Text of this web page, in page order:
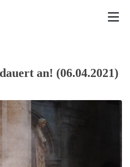
an! (06.04.2021)